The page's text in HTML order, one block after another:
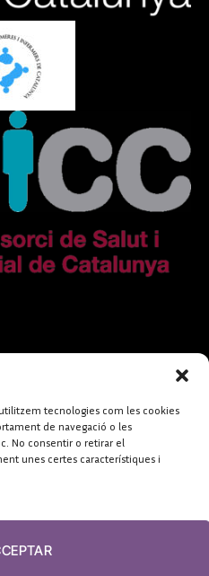
tecnologies com les cookies
de navegació o les
No consentir o retirar el
unes certes característiques i